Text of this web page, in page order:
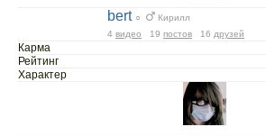
bert ○
Кирилл
4 видео 19 постов 16 друзей
Карма
Рейтинг
Характер